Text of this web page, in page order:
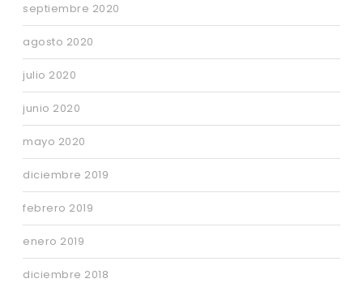
septiembre 2020
agosto 2020
julio 2020
junio 2020
mayo 2020
diciembre 2019
febrero 2019
enero 2019
diciembre 2018